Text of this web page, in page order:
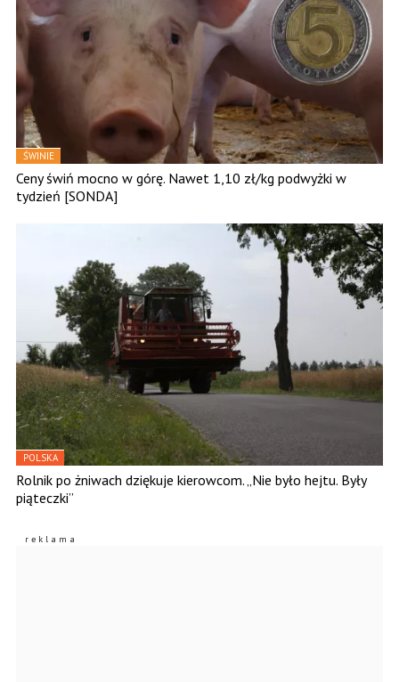
ŚWINIE
Ceny świń mocno w górę. Nawet 1,10 zł/kg podwyżki w
tydzień [SONDA]
POLSKA
Rolnik po żniwach dziękuje kierowcom. „Nie było hejtu. Były
piąteczki”